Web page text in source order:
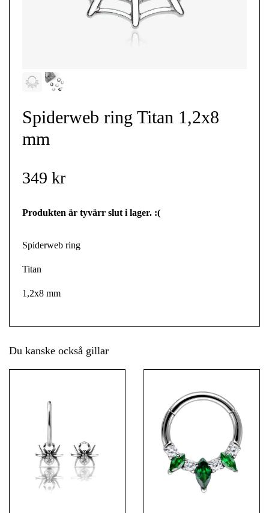
Spiderweb ring Titan 1,2x8
mm
349 kr
Produkten är tyvärr slut i lager. :(
Spiderweb ring
Titan
1,2x8 mm
Du kanske också gillar